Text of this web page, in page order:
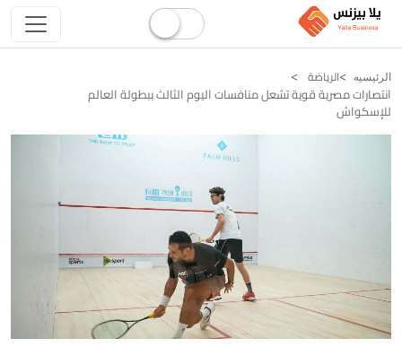
الرئيسيه الرياضة
انتصارات مصرية قوية تشعل منافسات اليوم الثالث ببطولة العالم
للإسكواش